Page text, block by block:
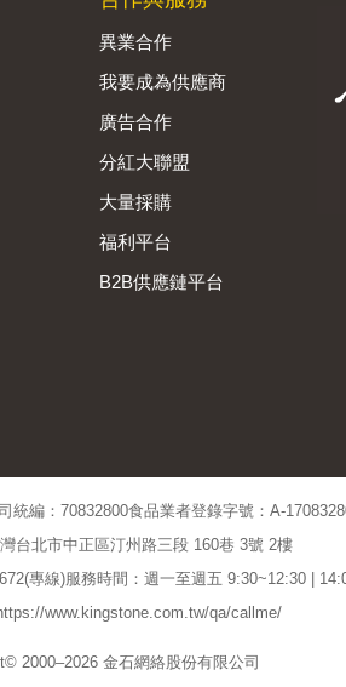
異業合作
我要成為供應商
廣告合作
分紅大聯盟
大量採購
福利平台
B2B供應鏈平台
統編：70832800食品業者登錄字號：A-
台北市中正區汀州路三段 160巷 3號 2樓
專線)服務時間：週一至週五 9:30~12:30 |
www.kingstone.com.tw/qa/callme/
2000–2026 金石網絡股份有限公司